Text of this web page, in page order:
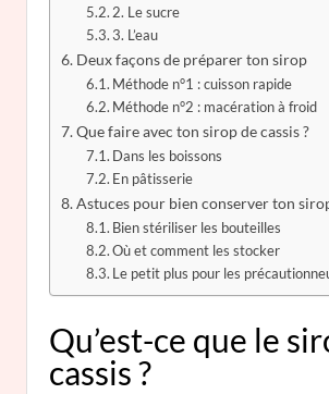
2. Le sucre
3. L’eau
Deux façons de préparer ton sirop
Méthode n°1 : cuisson rapide
Méthode n°2 : macération à froid
Que faire avec ton sirop de cassis ?
Dans les boissons
En pâtisserie
Astuces pour bien conserver ton
Bien stériliser les bouteilles
Où et comment les stocker
Le petit plus pour les
Qu’est-ce que le
cassis ?